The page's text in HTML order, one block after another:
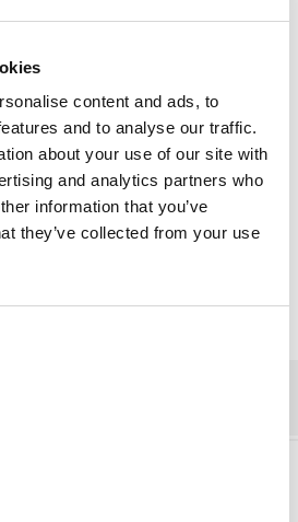
content and ads, to
and to analyse our traffic.
about your use of our site with
and analytics partners who
information that you’ve
they’ve collected from your use